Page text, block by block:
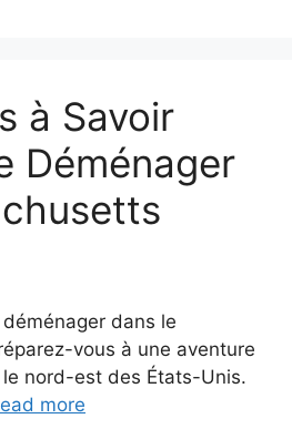
à Savoir
Déménager
dans le
vous à une aventure
nord-est des États-Unis.
more